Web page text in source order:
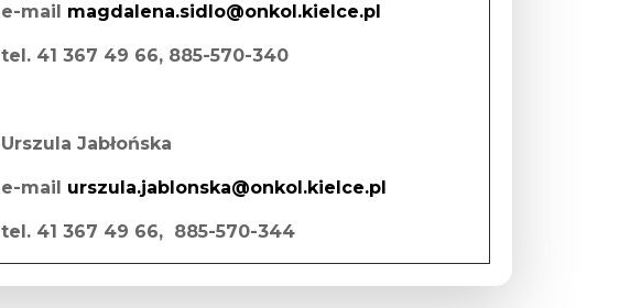
e-mail magdalena.sidlo@onkol.kielce.pl
tel. 41 367 49 66, 885-570-340
Urszula Jabłońska
e-mail urszula.jablonska@onkol.kielce.pl
tel. 41 367 49 66, 885-570-344